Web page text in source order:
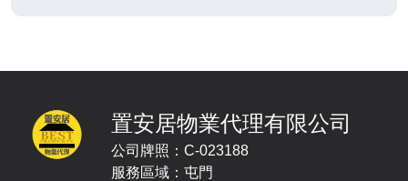
A
3房(1套)
即將發售
B
2房
即將發售
C
2房
置安居物業代理有限公司
公司牌照：C-023188
服務區域：屯門